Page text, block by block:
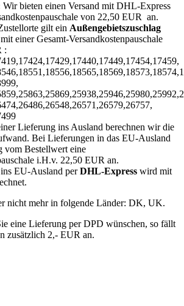
Wir bieten einen Versand mit DHL-Express
von 22,50 EUR an.
gilt ein Außengebietszuschlag
einer Gesamt-Versandkostenpauschale
:
Lieferung ins Ausland berechnen wir die
Bei Lieferungen in das EU-Ausland
vom Bestellwert eine
i.H.v. 22,50 EUR an.
EU-Ausland perDHL-Express wird mit
nicht mehr in folgende Länder: DK, UK.
eine Lieferung per DPD wünschen, so fällt
zusätzlich 2,- EUR an.